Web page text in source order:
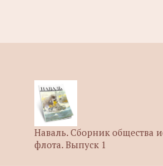
Наваль. Сборник общества
флота. Выпуск 1